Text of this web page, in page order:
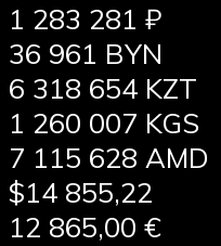
1 283 281 ₽
36 961 BYN
6 318 654 KZT
1 260 007 KGS
7 115 628 AMD
$14 855,22
12 865,00 €